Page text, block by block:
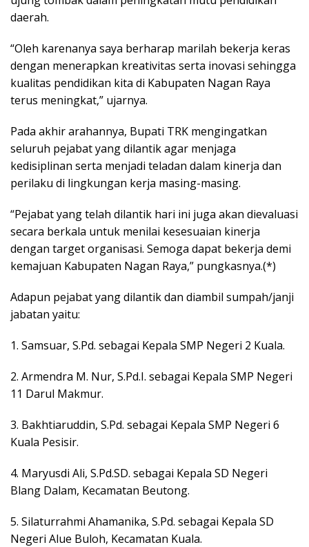
daerah.
“Oleh karenanya saya berharap marilah bekerja keras
dengan menerapkan kreativitas serta inovasi sehingga
kualitas pendidikan kita di Kabupaten Nagan Raya
terus meningkat,” ujarnya.
Pada akhir arahannya, Bupati TRK mengingatkan
seluruh pejabat yang dilantik agar menjaga
kedisiplinan serta menjadi teladan dalam kinerja dan
perilaku di lingkungan kerja masing-masing.
“Pejabat yang telah dilantik hari ini juga akan dievaluasi
secara berkala untuk menilai kesesuaian kinerja
dengan target organisasi. Semoga dapat bekerja demi
kemajuan Kabupaten Nagan Raya,” pungkasnya.(*)
Adapun pejabat yang dilantik dan diambil sumpah/janji
jabatan yaitu:
1. Samsuar, S.Pd. sebagai Kepala SMP Negeri 2 Kuala.
2. Armendra M. Nur, S.Pd.I. sebagai Kepala SMP Negeri
11 Darul Makmur.
3. Bakhtiaruddin, S.Pd. sebagai Kepala SMP Negeri 6
Kuala Pesisir.
4. Maryusdi Ali, S.Pd.SD. sebagai Kepala SD Negeri
Blang Dalam, Kecamatan Beutong.
5. Silaturrahmi Ahamanika, S.Pd. sebagai Kepala SD
Negeri Alue Buloh, Kecamatan Kuala.